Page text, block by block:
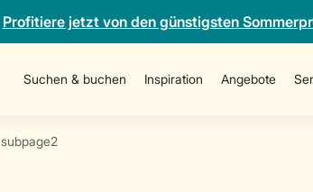
Profitiere jetzt von den günstigsten
Suchen & buchen Inspiration Angebote
subpage2